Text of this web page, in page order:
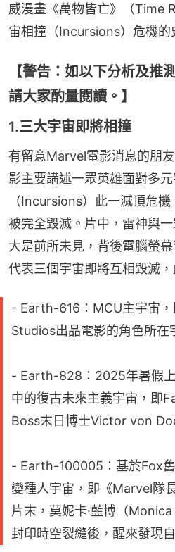
威漫畫《萬物皆亡》（Time
宙相撞（Incursions）危機的
【警告：如以下分析及推
請大家酌量閱讀。】
1.三大宇宙即將相撞
有留意Marvel電影消息的朋
影主要講述一眾英雄面對多
（Incursions）此一滅頂危
被完全毀滅。片中，雷神與
大是前所未見，背後電腦螢
代表三個宇宙即將互相毀滅
- Earth-616：MCU主宇宙
Studios出品電影的角色所在
- Earth-828：2025年暑假上
中的復古未來主義宇宙，即
Boss末日博士Victor von
- Earth-100005：基於Fox
變種人宇宙，即《Marvel隊
片末，莫妮卡·藍博（
封印時空裂縫後，醒來發現